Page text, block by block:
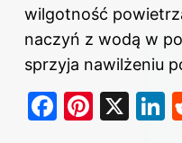
wilgotność
naczyń z wodą w
sprzyja nawilżeniu
F
Pi X